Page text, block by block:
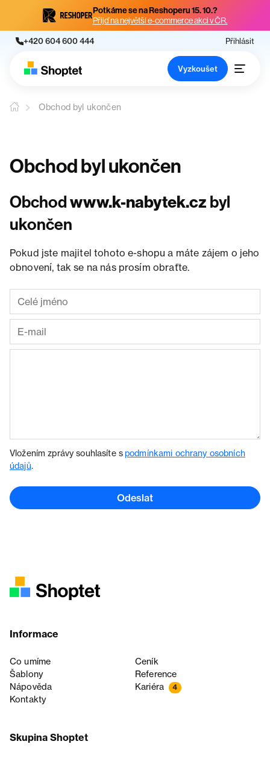
Potkáme se na Reshoperu 15. 10.?
Přijď na největší e-commerce akci v ČR.
+420 604 600 444 Přihlásit
Vyzkoušet
Obchod byl ukončen
Obchod byl ukončen
Obchodwww.k-nabytek.cz byl
ukončen
Pokud jste majitel tohoto e-shopu a máte zájem o jeho
obnovení, tak se na nás prosím obraťte.
Vložením zprávy souhlasíte spodmínkami ochrany osobních
údajů.
Odeslat
Informace
Co umíme
Ceník
Šablony
Reference
Nápověda
Kariéra 4
Kontakty
Skupina Shoptet